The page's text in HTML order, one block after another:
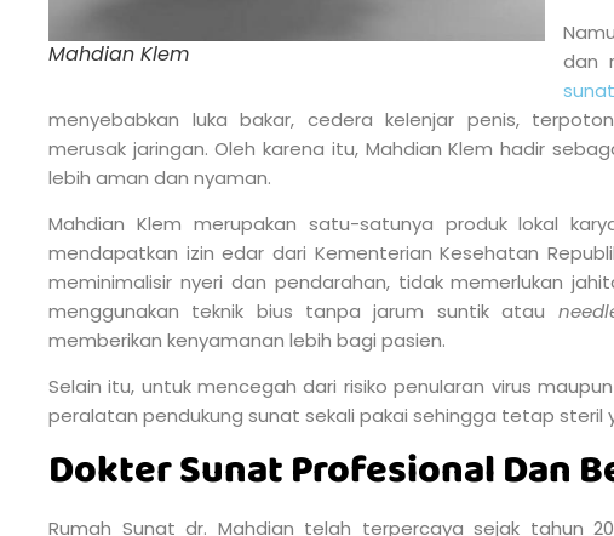
Mahdian Klem
dan
menyebabkan luka bakar, cedera kelenjar penis,
merusak jaringan. Oleh karena itu, Mahdian Klem hadir
lebih aman dan nyaman.
Mahdian Klem merupakan satu-satunya produk lokal
mendapatkan izin edar dari Kementerian Kesehatan
meminimalisir nyeri dan pendarahan, tidak memerlukan
menggunakan teknik bius tanpa jarum suntik atau
memberikan kenyamanan lebih bagi pasien.
Selain itu, untuk mencegah dari risiko penularan virus
peralatan pendukung sunat sekali pakai sehingga tetap steril
Dokter Sunat Profesional Dan
Rumah Sunat dr. Mahdian telah terpercaya sejak tahun